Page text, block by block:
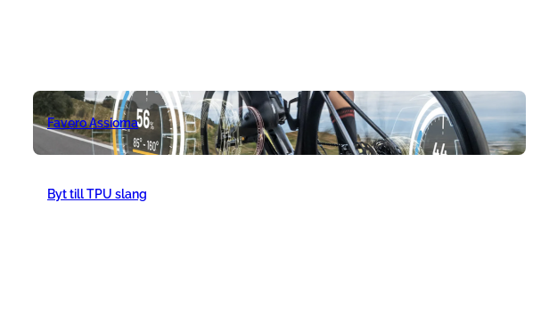
Favero Assioma
Byt till TPU slang